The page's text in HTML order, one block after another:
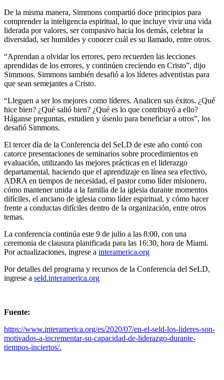
De la misma manera, Simmons compartió doce principios para
comprender la inteligencia espiritual, lo que incluye vivir una vida
liderada por valores, ser compasivo hacia los demás, celebrar la
diversidad, ser humildes y conocer cuál es su llamado, entre otros.
“Aprendan a olvidar los errores, pero recuerden las lecciones
aprendidas de los errores, y continúen creciendo en Cristo”, dijo
Simmons. Simmons también desafió a los líderes adventistas para
que sean semejantes a Cristo.
“Lleguen a ser los mejores como líderes. Analicen sus éxitos. ¿Qué
hice bien? ¿Qué salió bien? ¿Qué es lo que contribuyó a ello?
Háganse preguntas, estudien y úsenlo para beneficiar a otros”, los
desafió Simmons.
El tercer día de la Conferencia del SeLD de este año contó con
catorce presentaciones de seminarios sobre procedimientos en
evaluación, utilizando las mejores prácticas en el liderazgo
departamental, haciendo que el aprendizaje en línea sea efectivo,
ADRA en tiempos de necesidad, el pastor como líder misionero,
cómo mantener unida a la familia de la iglesia durante momentos
difíciles, el anciano de iglesia como líder espiritual, y cómo hacer
frente a conductas difíciles dentro de la organización, entre otros
temas.
La conferencia continúa este 9 de julio a las 8:00, con una
ceremonia de clausura planificada para las 16:30, hora de Miami.
Por actualizaciones, ingrese a interamerica.org
Por detalles del programa y recursos de la Conferencia del SeLD,
ingrese a seld.interamerica.org
Fuente:
https://www.interamerica.org/es/2020/07/en-el-seld-los-lideres-son-
motivados-a-incrementar-su-capacidad-de-liderazgo-durante-
tiempos-inciertos/.